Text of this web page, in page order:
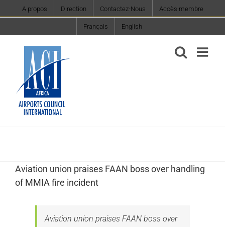
to
A propos Direction Contactez-Nous Accès membre
Français English
Aviation union praises FAAN boss over handling
of MMIA fire incident
Aviation union praises FAAN boss over